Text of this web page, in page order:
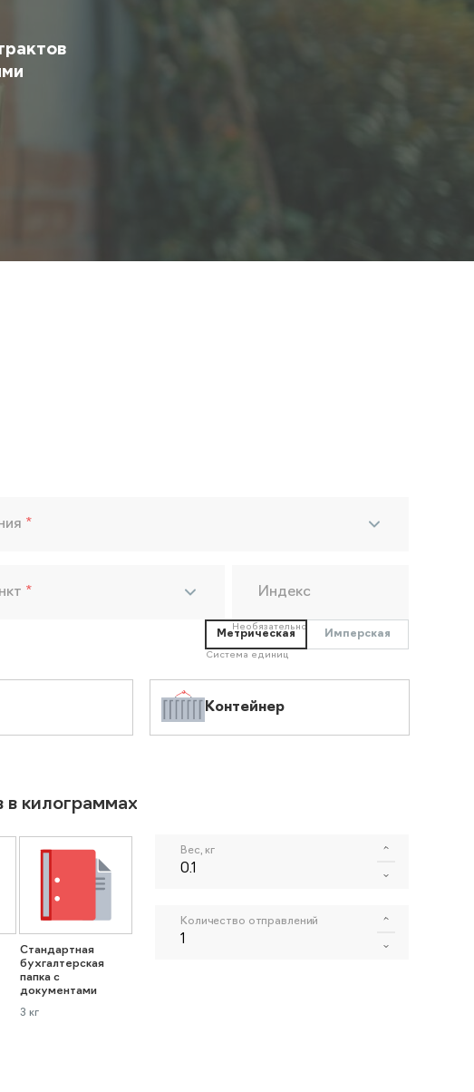
*
* Индекс
Необязательно
Метрическая Имперская
Система единиц
Контейнер
в килограммах
Стандартная
бухгалтерская
папка с
документами
3 кг
Вес, кг
Количество отправлений